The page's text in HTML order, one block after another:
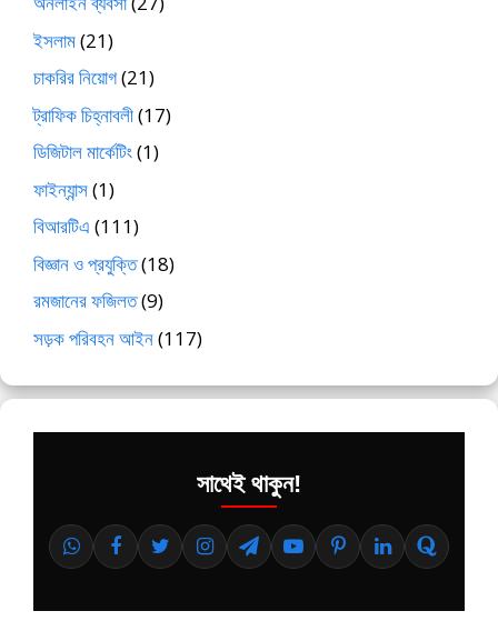
ইসলাম(21)
চাকরির নিয়োগ(21)
ট্রাফিক চিহ্নাবলী(17)
ডিজিটাল মার্কেটিং(1)
ফাইন্যান্স(1)
বিআরটিএ (111)
বিজ্ঞান ও প্রযুক্তি(18)
রমজানের ফজিলত(9)
সড়ক পরিবহন আইন(117)
সাথেই থাকুন!